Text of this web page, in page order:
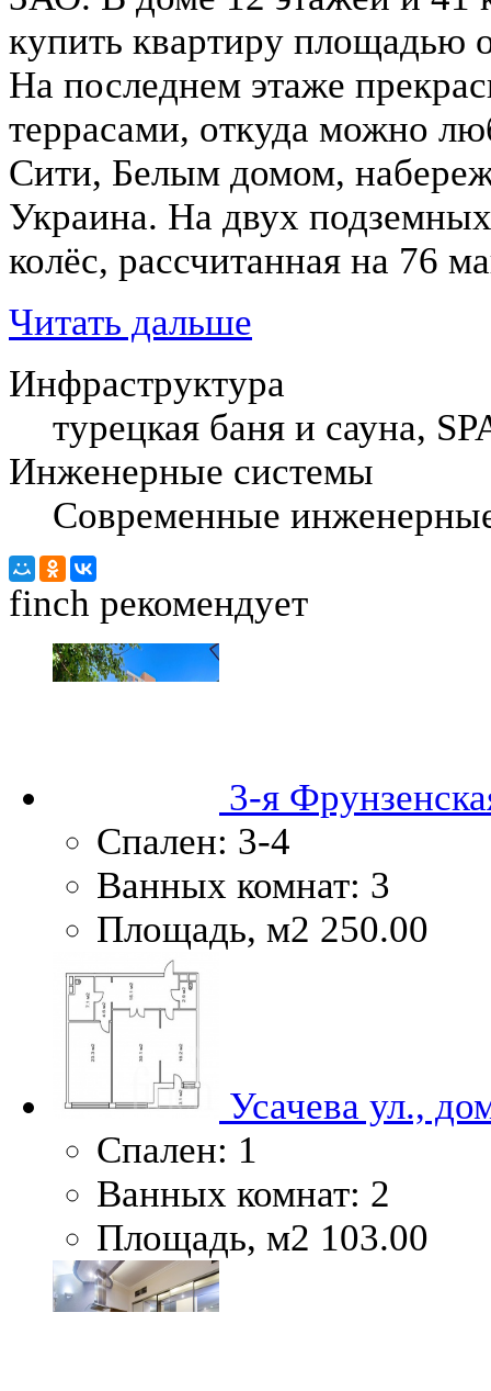
купить квартиру площадью
На последнем этаже
террасами, откуда можно
Сити, Белым домом,
Украина. На двух
колёс, рассчитанная на 76
Читать дальше
Инфраструктура
турецкая баня и сауна,
Инженерные системы
Современные
finch рекомендует
3-я
Спален: 3-4
Ванных комнат: 3
Площадь, м2 250.00
Усачева ул.,
Спален: 1
Ванных комнат: 2
Площадь, м2 103.00